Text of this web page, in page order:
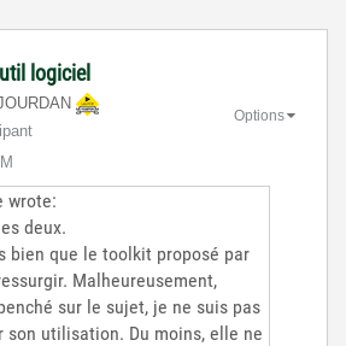
logiciel
Options
wrote:
deux.
bien que le toolkit proposé par
Malheureusement,
sur le sujet, je ne suis pas
son utilisation. Du moins, elle ne